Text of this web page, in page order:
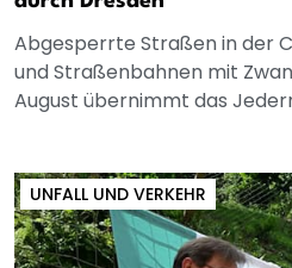
Abgesperrte Straßen in der
und Straßenbahnen mit
August übernimmt das
UNFALL UND VERKEHR